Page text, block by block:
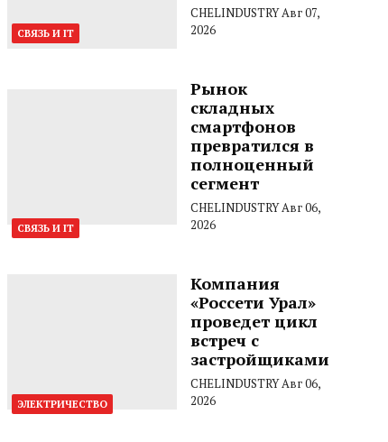
СВЯЗЬ И IT
CHELINDUSTRYАвг 07,
2026
СВЯЗЬ И IT
Рынок
складных
смартфонов
превратился в
полноценный
сегмент
CHELINDUSTRYАвг 06,
2026
ЭЛЕКТРИЧЕСТВО
Компания
«Россети Урал»
проведет цикл
встреч с
застройщиками
CHELINDUSTRYАвг 06,
2026